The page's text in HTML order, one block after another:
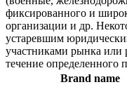
фиксированного и
организации и др.
устаревшим
участниками рынка или
течение определенного
Brand name